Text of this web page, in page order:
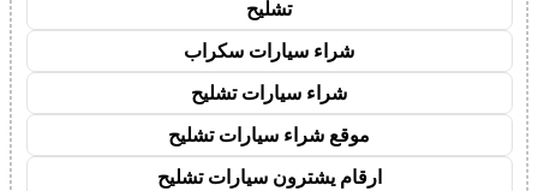
تشليح
شراء سيارات سكراب
شراء سيارات تشليح
موقع شراء سيارات تشليح
ارقام يشترون سيارات تشليح